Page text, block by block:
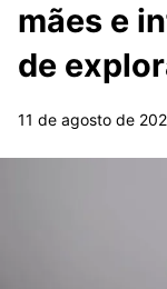
mães e
de
11 de agosto de